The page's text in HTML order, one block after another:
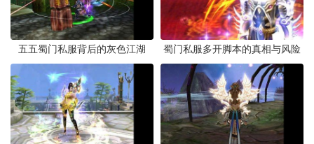
五五蜀门私服背后的灰色江湖 蜀门私服多开脚本的真相与风险